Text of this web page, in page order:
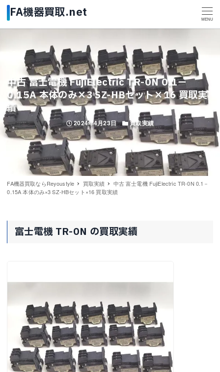
MENU
中古 富士電機 FujiElectric TR-0N 0.1－
0.15A 本体のみ×3 SZ-HBセット×16 買取実
績
投稿日
2024年4月23日 カテゴリー
買取実績
FA機器買取ならReyoustyle 買取実績
中古 富士電機 FujiElectric TR-0N 0.1－
0.15A 本体のみ×3 SZ-HBセット×16 買取実績
富士電機 TR-0N の買取実績